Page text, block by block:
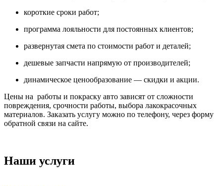
короткие сроки работ;
программа лояльности для постоянных клиентов;
развернутая смета по стоимости работ и деталей;
дешевые запчасти напрямую от производителей;
динамическое ценообразование — скидки и акции.
Цены на работы и покраску авто зависят от сложности
повреждения, срочности работы, выбора лакокрасочных
материалов. Заказать услугу можно по телефону, через форму
обратной связи на сайте.
Наши услуги